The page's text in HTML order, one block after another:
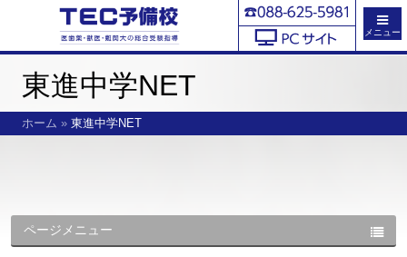
メニュー
東進中学NET
ホーム » 東進中学NET
ページメニュー